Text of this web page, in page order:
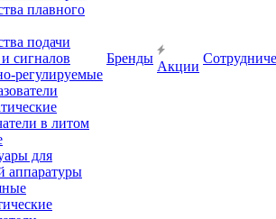
плавного
подачи
сигналов
регулируемые
в литом
для
аппаратуры
Бренды
Акции